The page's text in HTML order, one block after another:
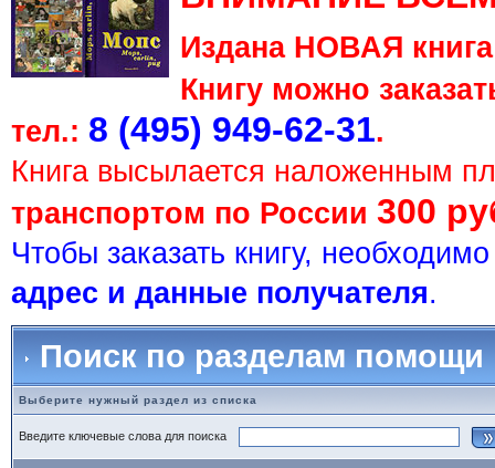
Издана НОВАЯ
Книгу можно
тел.: 8 (495) 949-62-31.
Книга высылается наложенным
транспортом по России 300
Чтобы заказать книгу,
адрес и данные получателя.
Поиск по разделам помощи
Выберите нужный раздел из списка
Введите ключевые слова для поиска